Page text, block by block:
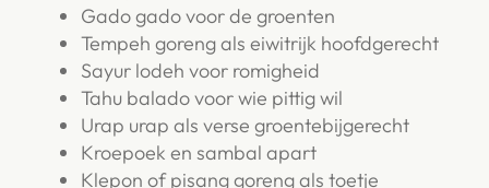
Gado gado voor de groenten
Tempeh goreng als eiwitrijk hoofdgerecht
Sayur lodeh voor romigheid
Tahu balado voor wie pittig wil
Urap urap als verse groentebijgerecht
Kroepoek en sambal apart
Klepon of pisang goreng als toetje